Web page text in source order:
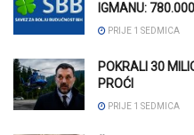
IGMANU:
PRIJE 1 SEDMICA
POKRALI 30
PROĆI
PRIJE 1 SEDMICA